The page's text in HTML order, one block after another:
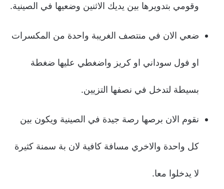
وقومي بتدويرها بين يديك الاثنين وضعيها في الصينية.
ضعي الان في منتصف الغريبة واحدة من المكسرات
او فول سوداني او كريز واضغطي عليها ضغطة
بسيطة لتدخل في نصفها التزيين.
نقوم الان برصها رصة جيدة في الصينية ويكون بين
كل واحدة والاخري مسافة كافية لان بة سمنة كثيرة
لا يدخلوا معا.